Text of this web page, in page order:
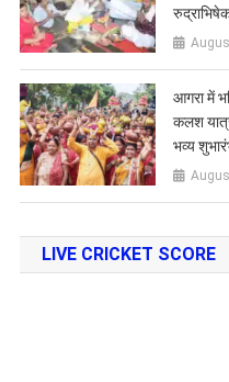
आगरा में
कलश
भव्य
LIVE CRICKET SCORE